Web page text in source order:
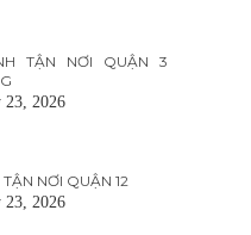
TẬN NƠI QUẬN 3
23, 2026
NƠI QUẬN 12
23, 2026